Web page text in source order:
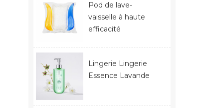
Pod de lave-
vaisselle à haute
efficacité
Lingerie Lingerie
Essence Lavande